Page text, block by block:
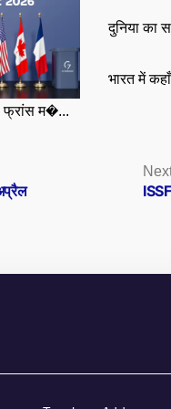
फ्रांस म�...
दुनिया का
भारत में